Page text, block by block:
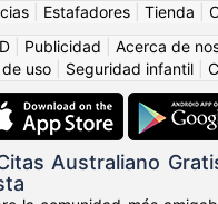
Estafadores Tienda
Publicidad Acerca de
uso
Seguridad infantil
Australiano